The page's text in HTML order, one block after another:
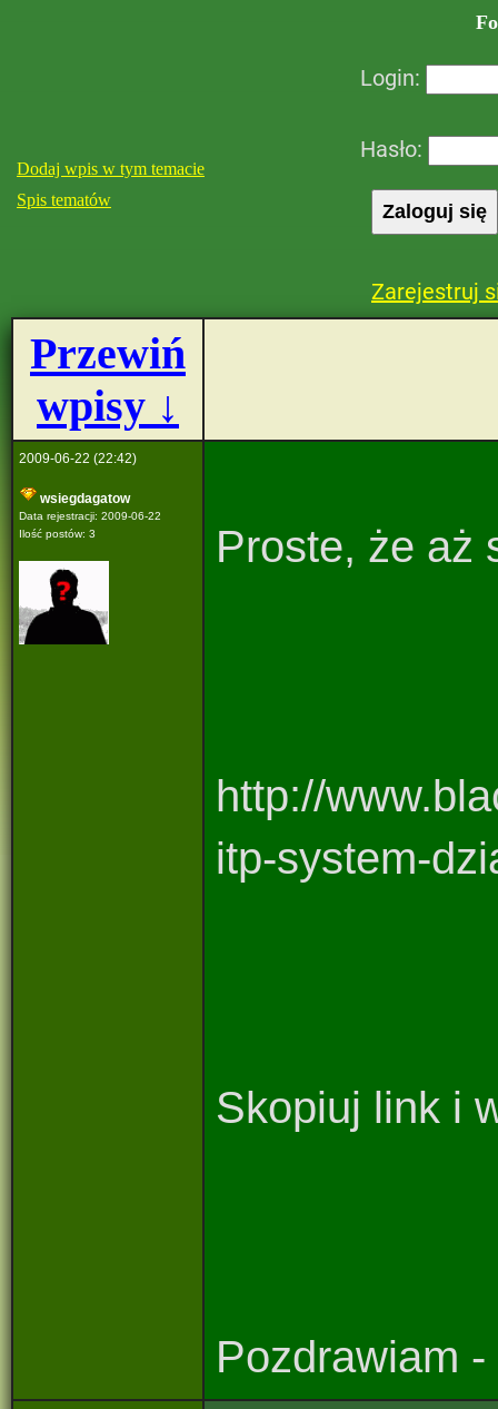
Dodaj wpis w tym temacie
Spis tematów
Login:
Hasło:
Zarejestruj
Przewiń
wpisy ↓
2009-06-22 (22:42)
wsiegdagatow
Data rejestracji: 2009-06-22
Ilość postów: 3
Proste, że aż
http://
itp-system-
Skopiuj link i
Pozdrawiam